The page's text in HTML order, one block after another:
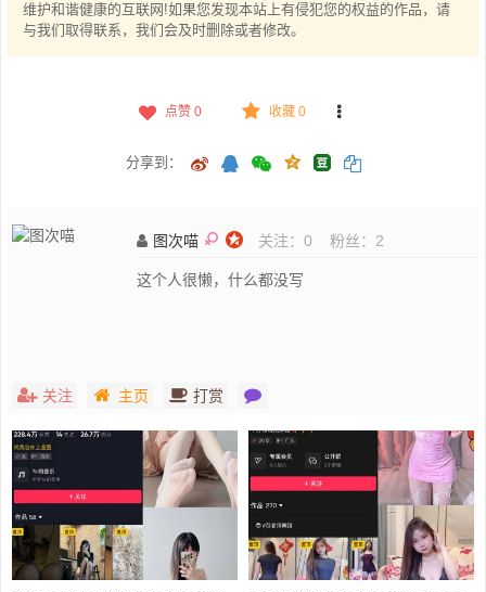
维护和谐健康的互联网!如果您发现本站上有侵犯您的权益的作品，请
与我们取得联系，我们会及时删除或者修改。
点赞 0 收藏 0
分享到：
图次喵 关注： 0 粉丝： 2
这个人很懒，什么都没写
关注 主页 打赏